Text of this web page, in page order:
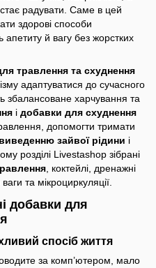
радувати. Саме в цей
здорові способи
апетиту й вагу без жорстких
травлення та схуднення
адаптуватися до сучасного
збалансоване харчування та
і добавки для схуднення
допомогти тримати
виведенню зайвої рідини і
розділі Livestashop зібрані
, коктейлі, дренажні
та мікроциркуляції.
добавки для
спосіб життя
за комп’ютером, мало